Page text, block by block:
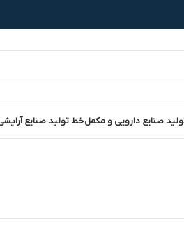
صنایع دارویی و مکملخط تولید صنایع